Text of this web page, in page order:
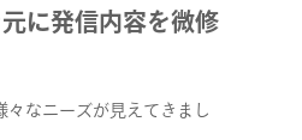
に発信内容を微修
々なニーズが見えてきまし